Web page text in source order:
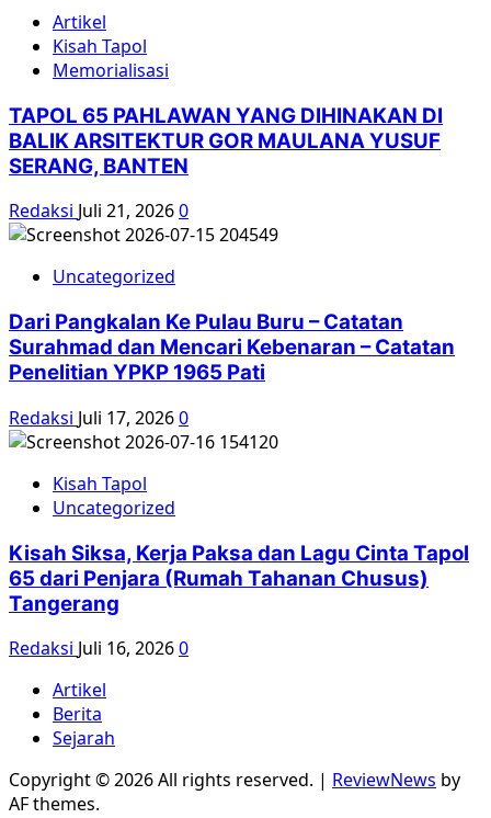
Artikel
Kisah Tapol
Memorialisasi
TAPOL 65 PAHLAWAN YANG DIHINAKAN DI
BALIK ARSITEKTUR GOR MAULANA YUSUF
SERANG, BANTEN
Redaksi Juli 21, 20260
Uncategorized
Dari Pangkalan Ke Pulau Buru – Catatan
Surahmad dan Mencari Kebenaran – Catatan
Penelitian YPKP 1965 Pati
Redaksi Juli 17, 20260
Kisah Tapol
Uncategorized
Kisah Siksa, Kerja Paksa dan Lagu Cinta Tapol
65 dari Penjara (Rumah Tahanan Chusus)
Tangerang
Redaksi Juli 16, 20260
Artikel
Berita
Sejarah
Copyright © 2026 All rights reserved. | ReviewNews by
AF themes.